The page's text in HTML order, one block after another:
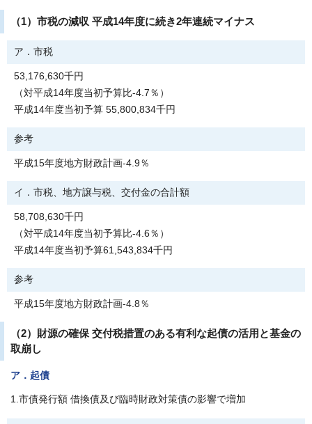
（1）市税の減収 平成14年度に続き2年連続マイナス
ア．市税
53,176,630千円
（対平成14年度当初予算比-4.7％）
平成14年度当初予算 55,800,834千円
参考
平成15年度地方財政計画-4.9％
イ．市税、地方譲与税、交付金の合計額
58,708,630千円
（対平成14年度当初予算比-4.6％）
平成14年度当初予算61,543,834千円
参考
平成15年度地方財政計画-4.8％
（2）財源の確保 交付税措置のある有利な起債の活用と基金の
取崩し
ア．起債
1.市債発行額 借換債及び臨時財政対策債の影響で増加